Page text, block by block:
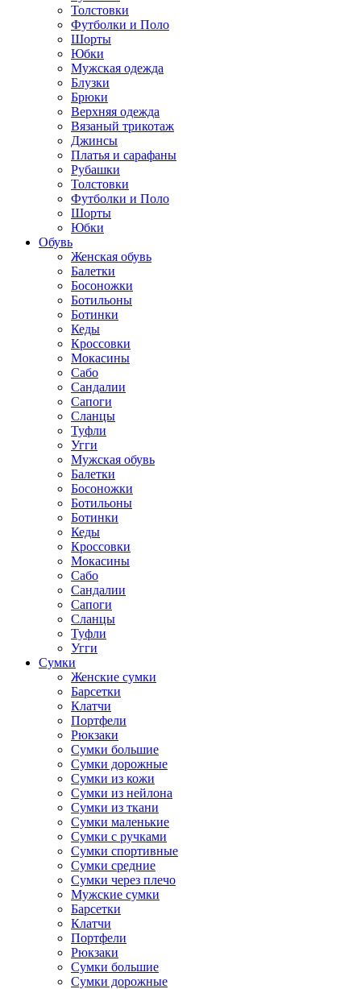
Толстовки
Футболки и Поло
Шорты
Юбки
Мужская одежда
Блузки
Брюки
Верхняя одежда
Вязаный трикотаж
Джинсы
Платья и сарафаны
Рубашки
Толстовки
Футболки и Поло
Шорты
Юбки
Обувь
Женская обувь
Балетки
Босоножки
Ботильоны
Ботинки
Кеды
Кроссовки
Мокасины
Сабо
Сандалии
Сапоги
Сланцы
Туфли
Угги
Мужская обувь
Балетки
Босоножки
Ботильоны
Ботинки
Кеды
Кроссовки
Мокасины
Сабо
Сандалии
Сапоги
Сланцы
Туфли
Угги
Сумки
Женские сумки
Барсетки
Клатчи
Портфели
Рюкзаки
Сумки большие
Сумки дорожные
Сумки из кожи
Сумки из нейлона
Сумки из ткани
Сумки маленькие
Сумки с ручками
Сумки спортивные
Сумки средние
Сумки через плечо
Мужские сумки
Барсетки
Клатчи
Портфели
Рюкзаки
Сумки большие
Сумки дорожные